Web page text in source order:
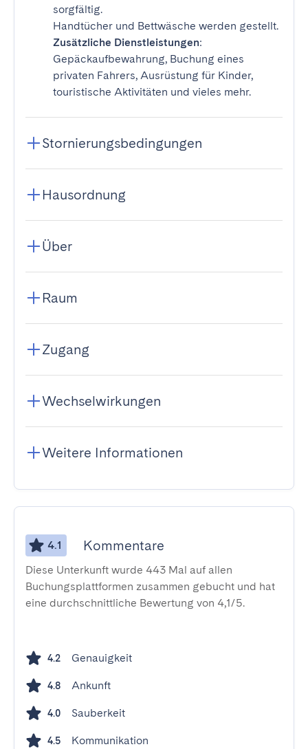
sorgfältig.
Handtücher und Bettwäsche werden gestellt.
Zusätzliche Dienstleistungen:
Gepäckaufbewahrung, Buchung eines
privaten Fahrers, Ausrüstung für Kinder,
touristische Aktivitäten und vieles mehr.
Stornierungsbedingungen
Hausordnung
Über
Raum
Zugang
Wechselwirkungen
Weitere Informationen
4.1 Kommentare
Diese Unterkunft wurde 443 Mal auf allen
Buchungsplattformen zusammen gebucht und hat
eine durchschnittliche Bewertung von 4,1/5.
4.2 Genauigkeit
4.8 Ankunft
4.0 Sauberkeit
4.5 Kommunikation